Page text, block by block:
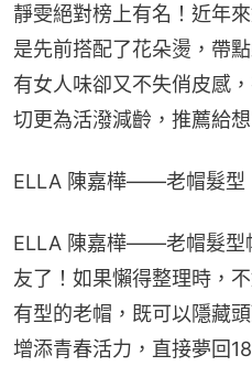
靜雯絕對榜上有名！近年
是先前搭配了花朵燙，帶
有女人味卻又不失俏皮感
切更為活潑減齡，推薦給
ELLA 陳嘉樺——老帽髮型
ELLA 陳嘉樺——老帽髮型
友了！如果懶得整理時，
有型的老帽，既可以隱藏
增添青春活力，直接夢回